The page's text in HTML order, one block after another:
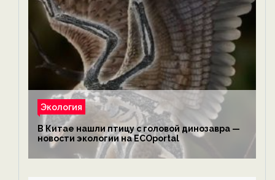
Экология
В Китае нашли птицу с головой динозавра —
новости экологии на ECOportal